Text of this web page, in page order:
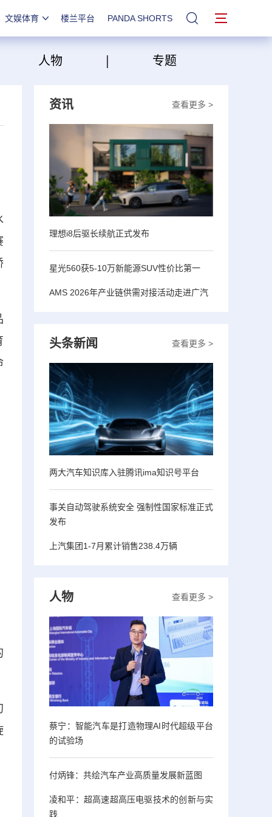
文娱体育 楼兰平台 PANDA SHORTS 站内搜索
人物 | 专题
查看更多 >
资讯
理想i8后驱长续航正式发布
星光560获5-10万新能源SUV性价比第一
AMS 2026年产业链供需对接活动走进广汽
查看更多 >
头条新闻
两大汽车知识库入驻腾讯ima知识号平台
事关自动驾驶系统安全 强制性国家标准正式
发布
上汽集团1-7月累计销售238.4万辆
查看更多 >
人物
蔡宁：智能汽车是打造物理AI时代超级平台
的试验场
付炳锋：共绘汽车产业高质量发展新蓝图
凌和平：超高速超高压电驱技术的创新与实
践